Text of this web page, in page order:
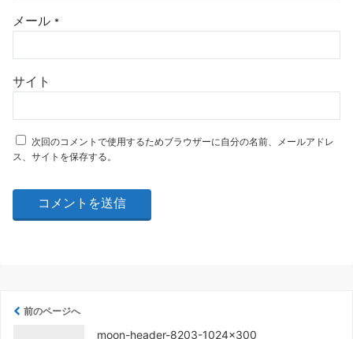
メール *
サイト
次回のコメントで使用するためブラウザーに自分の名前、メールアドレ
ス、サイトを保存する。
前のページへ
moon-header-8203-1024×300